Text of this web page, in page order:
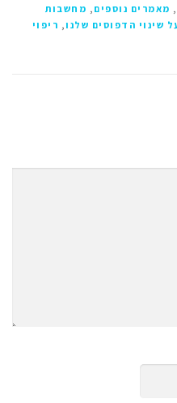
, מאמרים נוספים , מחשבות
שינוי הדפוסים שלנו , ריפוי